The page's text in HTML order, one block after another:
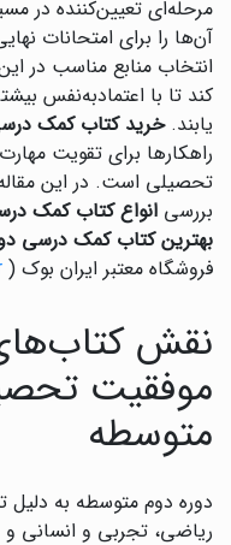
مرحله‌ای تعیین‌کننده در
آن‌ها را برای امتحانات
انتخاب منابع مناسب در
کند تا با اعتمادبه‌نفس
یابند.خرید کتاب کمک
راهکارها برای تقویت
تحصیلی است. در این
بررسی انواع کتاب کمک
بهترین کتاب کمک درسی
فروشگاه معتبر ایران بوک (
نقش
موفقیت
متوسطه
دوره دوم متوسطه به
ریاضی، تجربی و انسانی